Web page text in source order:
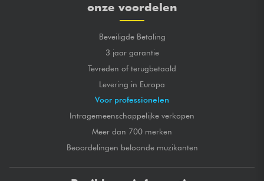
onze voordelen
Beveiligde Betaling
3 jaar garantie
Tevreden of terugbetaald
Levering in Europa
Voor professionelen
Intragemeenschappelijke verkopen
Meer dan 700 merken
Beoordelingen beloonde muzikanten